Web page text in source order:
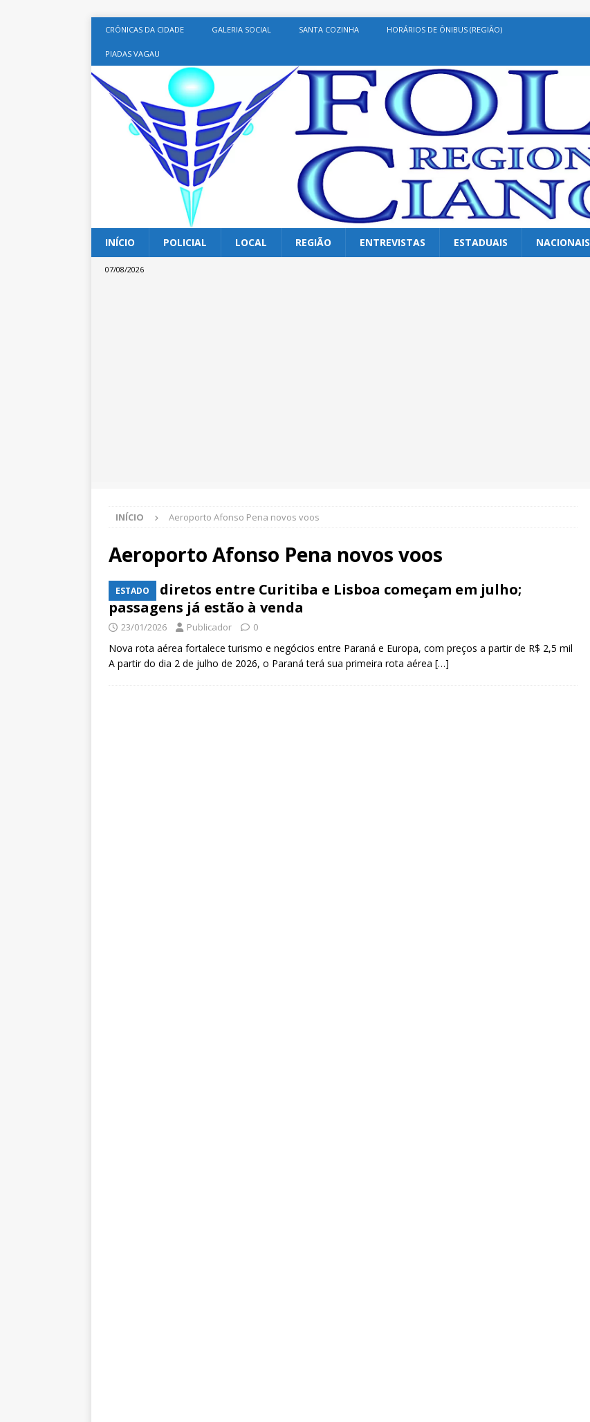
CRÔNICAS DA CIDADE GALERIA SOCIAL SANTA COZINHA HORÁRIOS DE ÔNIBUS (REGIÃO)
PIADAS VAGAU
INÍCIO POLICIAL LOCAL REGIÃO ENTREVISTAS ESTADUAIS NACIONAIS
07/08/2026
INÍCIO Aeroporto Afonso Pena novos voos
Aeroporto Afonso Pena novos voos
ESTADO
Voos diretos entre Curitiba e Lisboa começam em julho;
passagens já estão à venda
23/01/2026 Publicador 0
Nova rota aérea fortalece turismo e negócios entre Paraná e Europa, com preços a partir de R$ 2,5 mil
A partir do dia 2 de julho de 2026, o Paraná terá sua primeira rota aérea […]